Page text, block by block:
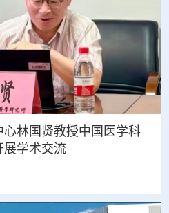
林国贤教授中国医学科
展学术交流